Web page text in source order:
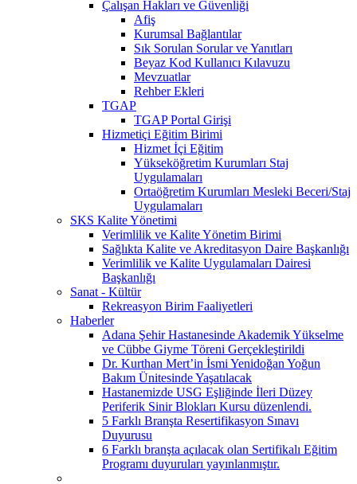
Çalışan Hakları ve Güvenliği
Afiş
Kurumsal Bağlantılar
Sık Sorulan Sorular ve Yanıtları
Beyaz Kod Kullanıcı Kılavuzu
Mevzuatlar
Rehber Ekleri
TGAP
TGAP Portal Girişi
Hizmetiçi Eğitim Birimi
Hizmet İçi Eğitim
Yükseköğretim Kurumları Staj
Uygulamaları
Ortaöğretim Kurumları Mesleki Beceri/Staj
Uygulamaları
SKS Kalite Yönetimi
Verimlilik ve Kalite Yönetim Birimi
Sağlıkta Kalite ve Akreditasyon Daire Başkanlığı
Verimlilik ve Kalite Uygulamaları Dairesi
Başkanlığı
Sanat - Kültür
Rekreasyon Birim Faaliyetleri
Haberler
Adana Şehir Hastanesinde Akademik Yükselme
ve Cübbe Giyme Töreni Gerçekleştirildi
Dr. Kurthan Mert’in İsmi Yenidoğan Yoğun
Bakım Ünitesinde Yaşatılacak
Hastanemizde USG Eşliğinde İleri Düzey
Periferik Sinir Blokları Kursu düzenlendi.
5 Farklı Branşta Resertifikasyon Sınavı
Duyurusu
6 Farklı branşta açılacak olan Sertifikalı Eğitim
Programı duyuruları yayınlanmıştır.